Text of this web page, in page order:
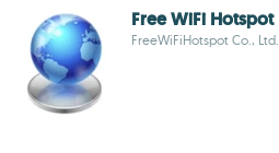
Free WiFi Hotspot
FreeWiFiHotspot Co., Ltd.